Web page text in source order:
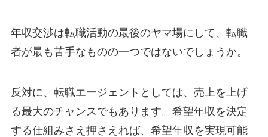
年収交渉は転職活動の最後のヤマ場にして、転職
者が最も苦手なものの一つではないでしょうか。
反対に、転職エージェントとしては、売上を上げ
る最大のチャンスでもあります。希望年収を決定
する仕組みさえ押さえれば、希望年収を実現可能